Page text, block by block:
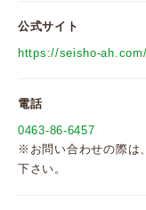
公式サイト
https://seisho-ah.com/
電話
0463-86-6457
※お問い合わせの際は
下さい。